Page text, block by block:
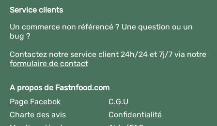
Service clients
Un commerce non référencé ? Une question ou un
bug ?
Contactez notre service client 24h/24 et 7j/7 via notre
formulaire de contact
A propos de Fastnfood.com
Page Facebok
C.G.U
Charte des avis
Confidentialité